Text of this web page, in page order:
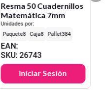
Resma 50 Cuadernillos
Matemática 7mm
Unidades por:
8
8 384
EAN:
SKU:26743
Iniciar Sesión